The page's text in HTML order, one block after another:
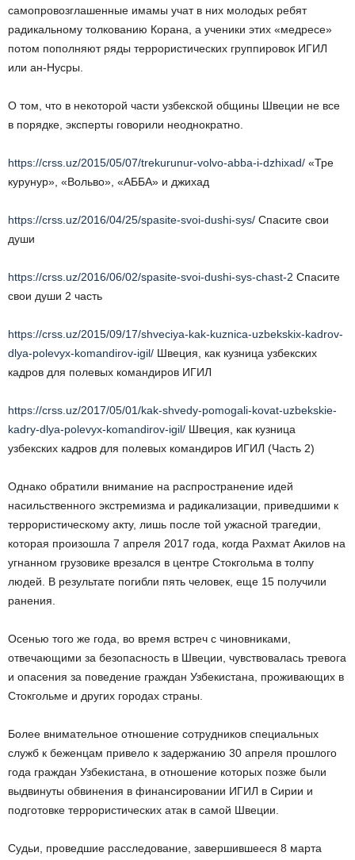
самопровозглашенные имамы учат в них молодых ребят
радикальному толкованию Корана, а ученики этих «медресе»
потом пополняют ряды террористических группировок ИГИЛ
или ан-Нусры.
О том, что в некоторой части узбекской общины Швеции не все
в порядке, эксперты говорили неоднократно.
https://crss.uz/2015/05/07/trekurunur-volvo-abba-i-dzhixad/ «Тре
курунур», «Вольво», «АББА» и джихад
https://crss.uz/2016/04/25/spasite-svoi-dushi-sys/ Спасите свои
души
https://crss.uz/2016/06/02/spasite-svoi-dushi-sys-chast-2 Спасите
свои души 2 часть
https://crss.uz/2015/09/17/shveciya-kak-kuznica-uzbekskix-kadrov-
dlya-polevyx-komandirov-igil/ Швеция, как кузница узбекских
кадров для полевых командиров ИГИЛ
https://crss.uz/2017/05/01/kak-shvedy-pomogali-kovat-uzbekskie-
kadry-dlya-polevyx-komandirov-igil/ Швеция, как кузница
узбекских кадров для полевых командиров ИГИЛ (Часть 2)
Однако обратили внимание на распространение идей
насильственного экстремизма и радикализации, приведшими к
террористическому акту, лишь после той ужасной трагедии,
которая произошла 7 апреля 2017 года, когда Рахмат Акилов на
угнанном грузовике врезался в центре Стокгольма в толпу
людей. В результате погибли пять человек, еще 15 получили
ранения.
Осенью того же года, во время встреч с чиновниками,
отвечающими за безопасность в Швеции, чувствовалась тревога
и опасения за поведение граждан Узбекистана, проживающих в
Стокгольме и других городах страны.
Более внимательное отношение сотрудников специальных
служб к беженцам привело к задержанию 30 апреля прошлого
года граждан Узбекистана, в отношение которых позже были
выдвинуты обвинения в финансировании ИГИЛ в Сирии и
подготовке террористических атак в самой Швеции.
Судьи, проведшие расследование, завершившееся 8 марта